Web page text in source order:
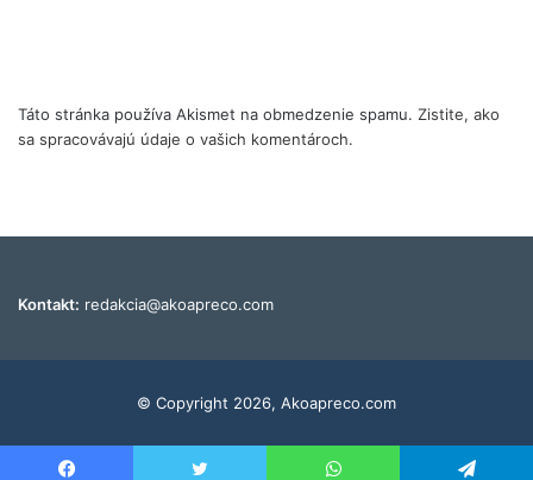
Táto stránka používa Akismet na obmedzenie spamu. Zistite, ako
sa spracovávajú údaje o vašich komentároch.
Kontakt: redakcia@akoapreco.com
© Copyright 2026, Akoapreco.com